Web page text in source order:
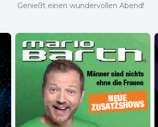
Genießt einen wundervollen Abend!